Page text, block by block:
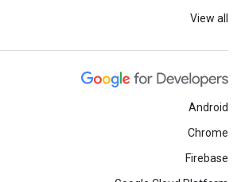
View all
Android
Chrome
Firebase